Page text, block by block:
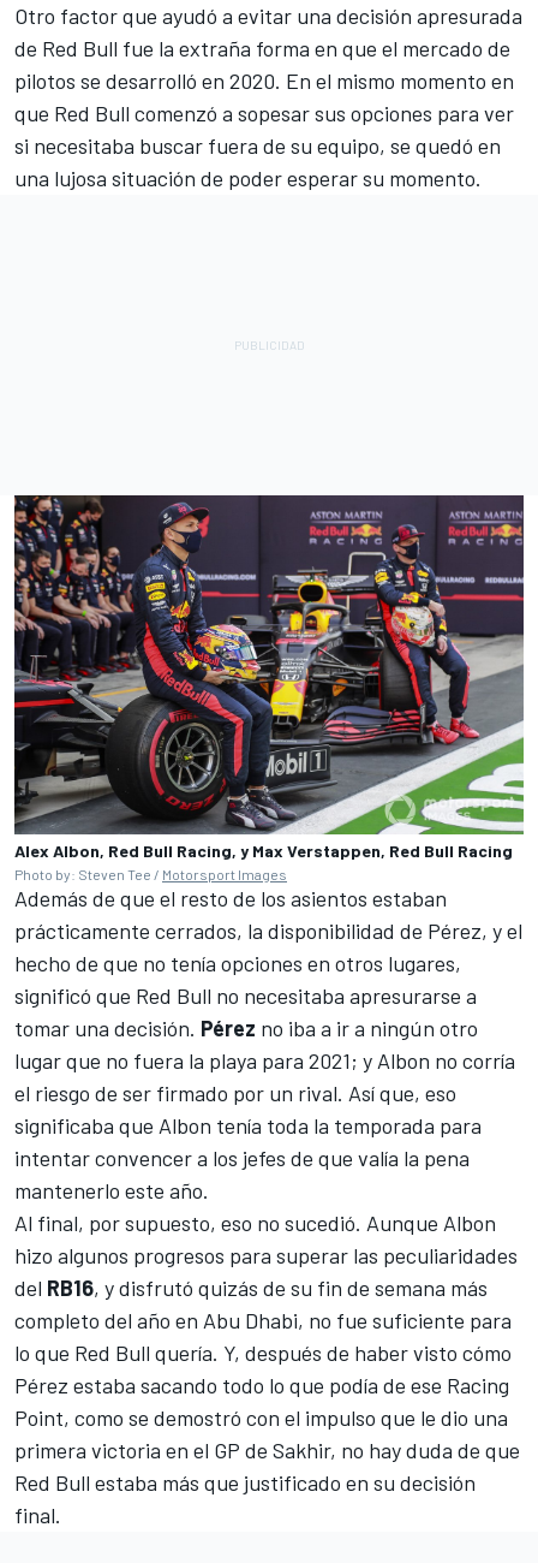
Otro factor que ayudó a evitar una decisión apresurada
de Red Bull fue la extraña forma en que el mercado de
pilotos se desarrolló en 2020. En el mismo momento en
que Red Bull comenzó a sopesar sus opciones para ver
si necesitaba buscar fuera de su equipo, se quedó en
una lujosa situación de poder esperar su momento.
Alex Albon, Red Bull Racing, y Max Verstappen, Red Bull Racing
Photo by: Steven Tee / Motorsport Images
Además de que el resto de los asientos estaban
prácticamente cerrados, la disponibilidad de Pérez, y el
hecho de que no tenía opciones en otros lugares,
significó que Red Bull no necesitaba apresurarse a
tomar una decisión. Pérez no iba a ir a ningún otro
lugar que no fuera la playa para 2021; y Albon no corría
el riesgo de ser firmado por un rival. Así que, eso
significaba que Albon tenía toda la temporada para
intentar convencer a los jefes de que valía la pena
mantenerlo este año.
Al final, por supuesto, eso no sucedió. Aunque Albon
hizo algunos progresos para superar las peculiaridades
del RB16, y disfrutó quizás de su fin de semana más
completo del año en Abu Dhabi, no fue suficiente para
lo que Red Bull quería. Y, después de haber visto cómo
Pérez estaba sacando todo lo que podía de ese Racing
Point, como se demostró con el impulso que le dio una
primera victoria en el GP de Sakhir, no hay duda de que
Red Bull estaba más que justificado en su decisión
final.